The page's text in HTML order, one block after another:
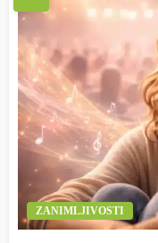
ZANIMLJIVOSTI